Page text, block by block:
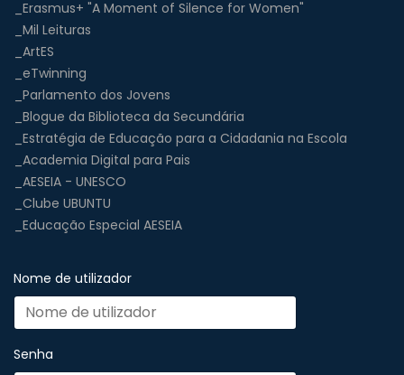
_Erasmus+ "A Moment of Silence for Women"
_Mil Leituras
_ArtES
_eTwinning
_Parlamento dos Jovens
_Blogue da Biblioteca da Secundária
_Estratégia de Educação para a Cidadania na Escola
_Academia Digital para Pais
_AESEIA - UNESCO
_Clube UBUNTU
_Educação Especial AESEIA
Nome de utilizador
Senha